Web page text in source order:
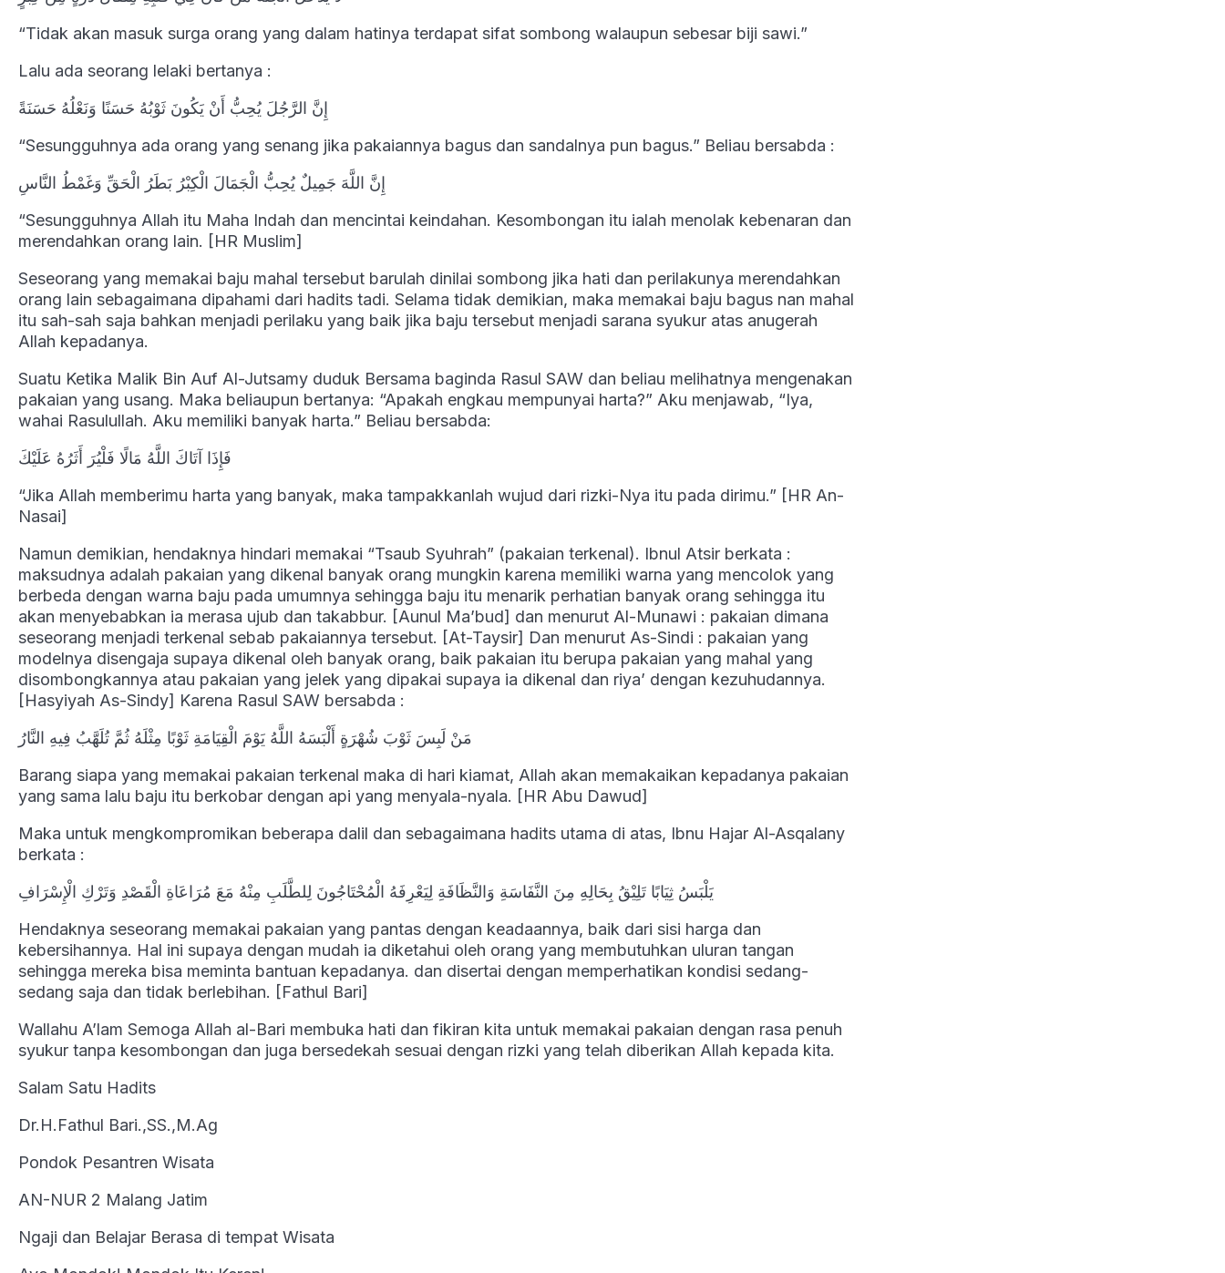
“Tidak akan masuk surga orang yang dalam hatinya terdapat sifat sombong walaupun sebesar biji sawi.”
Lalu ada seorang lelaki bertanya :
“Sesungguhnya ada orang yang senang jika pakaiannya bagus dan sandalnya pun bagus.” Beliau bersabda :
إِنَّ اللَّهَ جَمِيلٌ يُحِبُّ الْجَمَالَ الْكِبْرُ بَطَرُ الْحَقِّ وَغَمْطُ النَّاسِ
“Sesungguhnya Allah itu Maha Indah dan mencintai keindahan. Kesombongan itu ialah menolak kebenaran dan
merendahkan orang lain. [HR Muslim]
Seseorang yang memakai baju mahal tersebut barulah dinilai sombong jika hati dan perilakunya merendahkan
orang lain sebagaimana dipahami dari hadits tadi. Selama tidak demikian, maka memakai baju bagus nan mahal
itu sah-sah saja bahkan menjadi perilaku yang baik jika baju tersebut menjadi sarana syukur atas anugerah
Allah kepadanya.
Suatu Ketika Malik Bin Auf Al-Jutsamy duduk Bersama baginda Rasul SAW dan beliau melihatnya mengenakan
pakaian yang usang. Maka beliaupun bertanya: “Apakah engkau mempunyai harta?” Aku menjawab, “Iya,
wahai Rasulullah. Aku memiliki banyak harta.” Beliau bersabda:
“Jika Allah memberimu harta yang banyak, maka tampakkanlah wujud dari rizki-Nya itu pada dirimu.” [HR An-
Nasai]
Namun demikian, hendaknya hindari memakai “Tsaub Syuhrah” (pakaian terkenal). Ibnul Atsir berkata :
maksudnya adalah pakaian yang dikenal banyak orang mungkin karena memiliki warna yang mencolok yang
berbeda dengan warna baju pada umumnya sehingga baju itu menarik perhatian banyak orang sehingga itu
akan menyebabkan ia merasa ujub dan takabbur. [Aunul Ma’bud] dan menurut Al-Munawi : pakaian dimana
seseorang menjadi terkenal sebab pakaiannya tersebut. [At-Taysir] Dan menurut As-Sindi : pakaian yang
modelnya disengaja supaya dikenal oleh banyak orang, baik pakaian itu berupa pakaian yang mahal yang
disombongkannya atau pakaian yang jelek yang dipakai supaya ia dikenal dan riya’ dengan kezuhudannya.
[Hasyiyah As-Sindy] Karena Rasul SAW bersabda :
مَنْ لَبِسَ ثَوْبَ شُهْرَةٍ أَلْبَسَهُ اللَّهُ يَوْمَ الْقِيَامَةِ ثَوْبًا مِثْلَهُ ثُمَّ تُلَهَّبُ فِيهِ النَّارُ
Barang siapa yang memakai pakaian terkenal maka di hari kiamat, Allah akan memakaikan kepadanya pakaian
yang sama lalu baju itu berkobar dengan api yang menyala-nyala. [HR Abu Dawud]
Maka untuk mengkompromikan beberapa dalil dan sebagaimana hadits utama di atas, Ibnu Hajar Al-Asqalany
berkata :
Hendaknya seseorang memakai pakaian yang pantas dengan keadaannya, baik dari sisi harga dan
kebersihannya. Hal ini supaya dengan mudah ia diketahui oleh orang yang membutuhkan uluran tangan
sehingga mereka bisa meminta bantuan kepadanya. dan disertai dengan memperhatikan kondisi sedang-
sedang saja dan tidak berlebihan. [Fathul Bari]
Wallahu A’lam Semoga Allah al-Bari membuka hati dan fikiran kita untuk memakai pakaian dengan rasa penuh
syukur tanpa kesombongan dan juga bersedekah sesuai dengan rizki yang telah diberikan Allah kepada kita.
Salam Satu Hadits
Dr.H.Fathul Bari.,SS.,M.Ag
Pondok Pesantren Wisata
AN-NUR 2 Malang Jatim
Ngaji dan Belajar Berasa di tempat Wisata